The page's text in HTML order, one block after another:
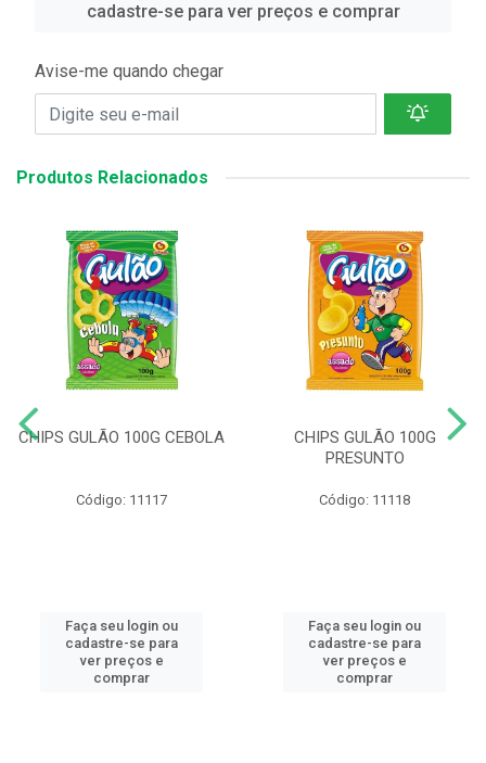
cadastre-se para ver preços e comprar
Avise-me quando chegar
Produtos Relacionados
CHIPS GULÃO 100G CEBOLA
Código: 11117
Faça seu login ou
cadastre-se para
ver preços e
comprar
CHIPS GULÃO 100G
PRESUNTO
Código: 11118
Faça seu login ou
cadastre-se para
ver preços e
comprar